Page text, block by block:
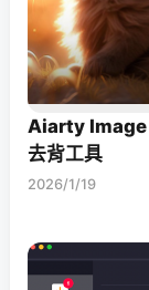
Aiarty Image
去背工具
2026/1/19